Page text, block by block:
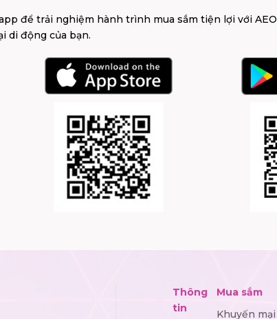
để trải nghiệm hành trình mua sắm tiện lợi với
di động của bạn.
Thông
tin
Mua sắm
Khuyến mại